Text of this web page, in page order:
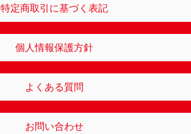
特定商取引に基づく表記
個人情報保護方針
よくある質問
お問い合わせ